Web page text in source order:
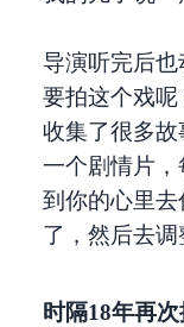
导演听完后也
要拍这个戏
收集了很多
一个剧情片，
到你的心里
了，然后去调
时隔18年再次